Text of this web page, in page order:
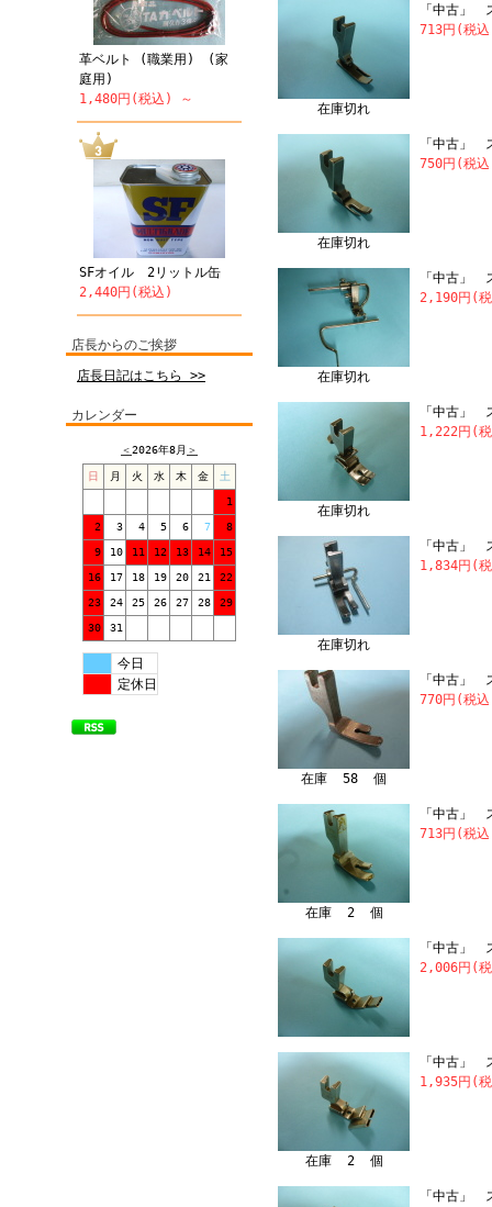
革ベルト (職業用) (家
庭用)
1,480円(税込) ～
SFオイル 2リットル缶
2,440円(税込)
店長からのご挨拶
店長日記はこちら >>
カレンダー
＜2026年8月 ＞
日 月 火 水 木 金 土
1
2 3 4 5 6 7 8
9 10 11 12 13 14 15
16 17 18 19 20 21 22
23 24 25 26 27 28 29
30 31
今日
定休日
在庫切れ
「中古」
713円(税
在庫切れ
「中古」
750円(税
在庫切れ
「中古」
2,190円(
在庫切れ
「中古」
1,222円(
在庫切れ
「中古」
1,834円(
在庫 58 個
「中古」
770円(税
在庫 2 個
「中古」
713円(税
「中古」
2,006円(
在庫 2 個
「中古」
1,935円(
「中古」